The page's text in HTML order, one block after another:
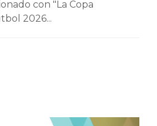
con "La Copa
2026...